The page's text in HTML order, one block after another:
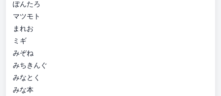
ぽんたろ
マツモト
まれお
ミギ
みぞね
みちきんぐ
みなとく
みな本